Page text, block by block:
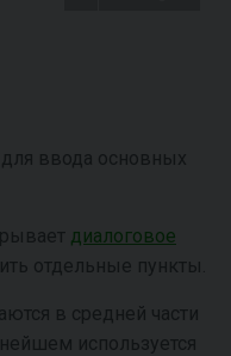
для ввода основных
диалоговое
отдельные пункты.
в средней части
используется